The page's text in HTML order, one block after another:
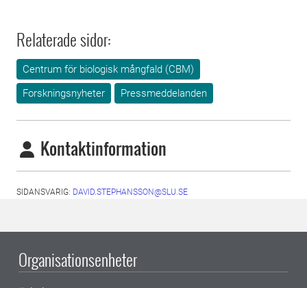
Relaterade sidor:
Centrum för biologisk mångfald (CBM)
Forskningsnyheter
Pressmeddelanden
Kontaktinformation
SIDANSVARIG: DAVID.STEPHANSSON@SLU.SE
Organisationsenheter